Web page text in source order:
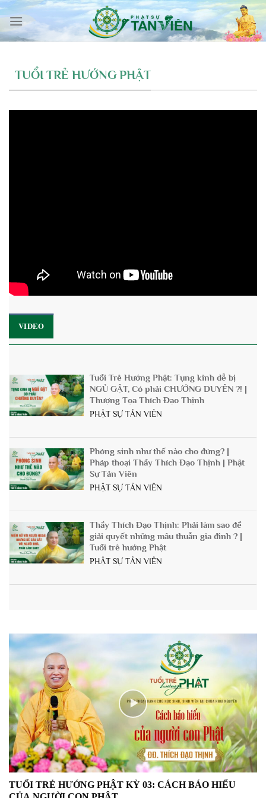
Skip
content
TUỔI TRẺ HƯỚNG PHẬT
86 total views, 1 views today
VIDEO
Tuổi Trẻ Hướng Phật: Tụng kinh dễ bị
NGỦ GẬT, Có phải CHƯỚNG DUYÊN ?! |
Thượng Tọa Thích Đạo Thịnh
PHẬT SỰ TẢN VIÊN
Phóng sinh như thế nào cho đúng? |
Pháp thoại Thầy Thích Đạo Thịnh | Phật
Sự Tản Viên
PHẬT SỰ TẢN VIÊN
Thầy Thích Đạo Thịnh: Phải làm sao để
giải quyết những mâu thuẫn gia đình ? |
Tuổi trẻ hướng Phật
PHẬT SỰ TẢN VIÊN
PHẬT SỰ TẢN VIÊN
TUỔI TRẺ HƯỚNG PHẬT: Tụng Kinh Địa
Tạng cầu bình an, gia hộ cho gia đình
PHẬT SỰ TẢN VIÊN
TUỔI TRẺ HƯỚNG PHẬT: CÁCH BÁO
HIẾU CHA MẸ MÙA VU LAN
PHẬT SỰ TẢN VIÊN
TUỔI TRẺ HƯỚNG PHẬT KỲ 03: CÁCH BÁO HIẾU